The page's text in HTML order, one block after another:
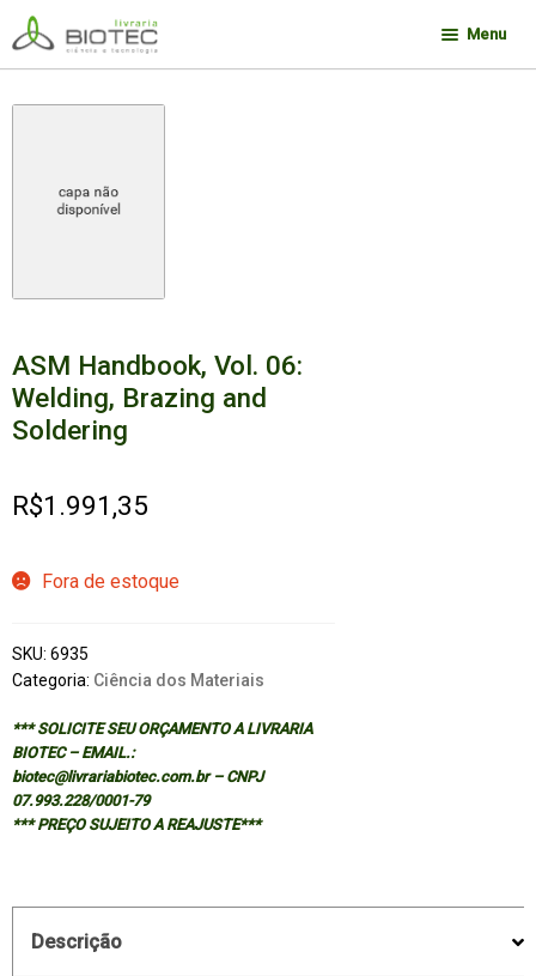
Pular
para
navegação
Pular
para
o
conteúdo
Menu
ASM Handbook, Vol. 06:
Welding, Brazing and
Soldering
R$1.991,35
Fora de estoque
SKU: 6935
Categoria: Ciência dos Materiais
*** SOLICITE SEU ORÇAMENTO A LIVRARIA
BIOTEC – EMAIL.:
biotec@livrariabiotec.com.br – CNPJ
07.993.228/0001-79
*** PREÇO SUJEITO A REAJUSTE***
Descrição